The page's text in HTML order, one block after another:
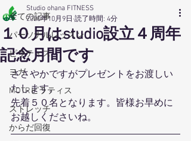
全ての記事
パーソナルレッスン
ピラティス
ヨガ
MOTRピラティス
ストレッチ
からだ回復
１０月はstudio設立４周年
記念月間です
Studio ohana FITNESS
2020年10月9日 読了時間: 4分
ささやかですがプレゼントをお渡しい
たします。
先着５０名となります。皆様お早めに
お越しくださいね。